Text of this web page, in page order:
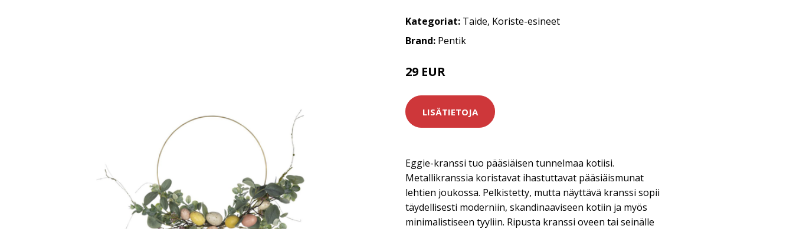
Kategoriat: Taide, Koriste-esineet
Brand: Pentik
29 EUR
LISÄTIETOJA
Eggie-kranssi tuo pääsiäisen tunnelmaa kotiisi.
Metallikranssia koristavat ihastuttavat pääsiäismunat
lehtien joukossa. Pelkistetty, mutta näyttävä kranssi sopii
täydellisesti moderniin, skandinaaviseen kotiin ja myös
minimalistiseen tyyliin. Ripusta kranssi oveen tai seinälle